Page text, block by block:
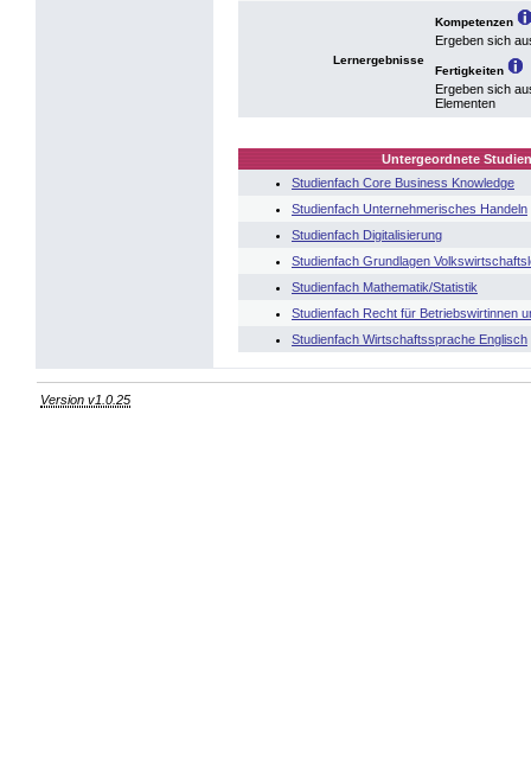
Lernergebnisse
Kompetenzen
Ergeben sich
Fertigkeiten
Ergeben sich
Elementen
Untergeordnete
Studienfach Core Business Knowledge
Studienfach Unternehmerisches Handeln
Studienfach Digitalisierung
Studienfach Grundlagen
Studienfach Mathematik/Statistik
Studienfach Recht für Betriebswirtinnen
Studienfach Wirtschaftssprache Englisch
Version v1.0.25